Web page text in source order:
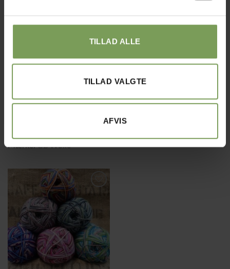
TILLAD ALLE
TILLAD VALGTE
AFVIS
BOMULDS- BLANDINGER
Inka 100 Bomuld-
kr.50,00
Mærke:GB Wolle
EFFEKTGARNER OG ANDRE TILGJORTE KRYDSNINGER
Mellemraggi
kr.60,00
Mærke:GB Wolle
Tilføj til
ønskeliste